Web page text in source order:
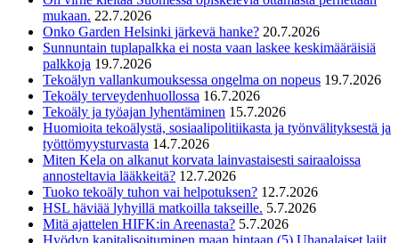
mukaan. 22.7.2026
Onko Garden Helsinki järkevä hanke? 20.7.2026
Sunnuntain tuplapalkka ei nosta vaan laskee keskimääräisiä
palkkoja 19.7.2026
Tekoälyn vallankumouksessa ongelma on nopeus 19.7.2026
Tekoäly terveydenhuollossa 16.7.2026
Tekoäly ja työajan lyhentäminen 15.7.2026
Huomioita tekoälystä, sosiaalipolitiikasta ja työnvälityksestä ja
työttömyysturvasta 14.7.2026
Miten Kela on alkanut korvata lainvastaisesti sairaaloissa
annosteltavia lääkkeitä? 12.7.2026
Tuoko tekoäly tuhon vai helpotuksen? 12.7.2026
HSL häviää lyhyillä matkoilla takseille. 5.7.2026
Mitä ajattelen HIFK:in Areenasta? 5.7.2026
Hyödyn kapitalisoituminen maan hintaan (5) Uhanalaiset lajit